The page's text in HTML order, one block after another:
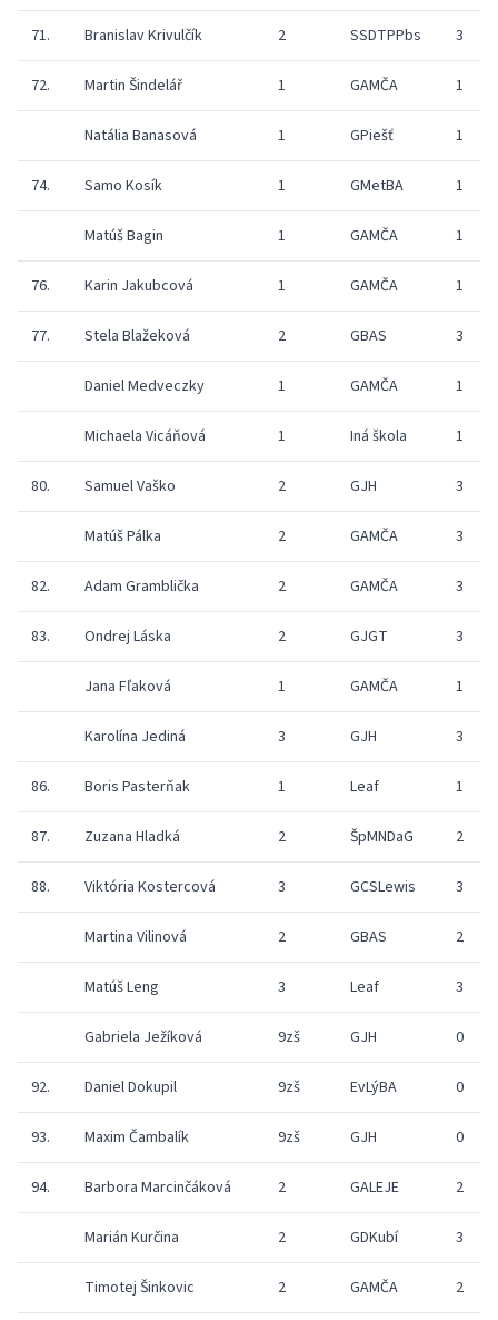
71. Branislav Krivulčík 2 SSDTPPbs 3
72. Martin Šindelář 1 GAMČA 1
Natália Banasová 1 GPiešť 1
74. Samo Kosík 1 GMetBA 1
Matúš Bagin 1 GAMČA 1
76. Karin Jakubcová 1 GAMČA 1
77. Stela Blažeková 2 GBAS 3
Daniel Medveczky 1 GAMČA 1
Michaela Vicáňová 1 Iná škola 1
80. Samuel Vaško 2 GJH 3
Matúš Pálka 2 GAMČA 3
82. Adam Gramblička 2 GAMČA 3
83. Ondrej Láska 2 GJGT 3
Jana Fľaková 1 GAMČA 1
Karolína Jediná 3 GJH 3
86. Boris Pasterňak 1 Leaf 1
87. Zuzana Hladká 2 ŠpMNDaG 2
88. Viktória Kostercová 3 GCSLewis 3
Martina Vilinová 2 GBAS 2
Matúš Leng 3 Leaf 3
Gabriela Ježíková 9zš GJH 0
92. Daniel Dokupil 9zš EvLýBA 0
93. Maxim Čambalík 9zš GJH 0
94. Barbora Marcinčáková 2 GALEJE 2
Marián Kurčina 2 GDKubí 3
Timotej Šinkovic 2 GAMČA 2